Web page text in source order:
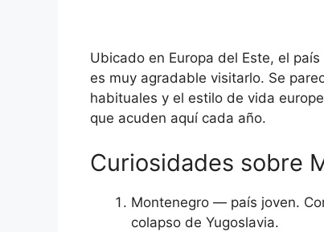
Ubicado en Europa del Este, el
es muy agradable visitarlo. Se
habituales y el estilo de vida
que acuden aquí cada año.
Curiosidades sobre
Montenegro — país joven.
colapso de Yugoslavia.